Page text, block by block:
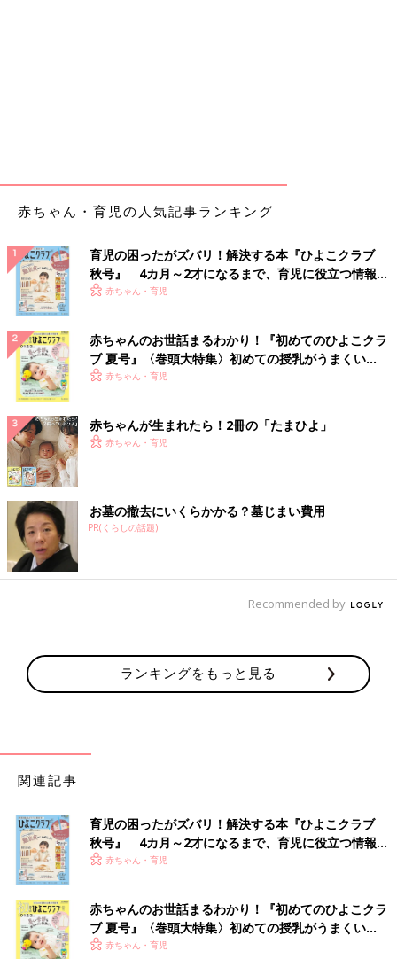
1位／オルゴール音
2位／反町隆史「POISON」
3位／胎内音
4位／クラシック音楽
5位／「ディズニー」の曲
6位／子守歌
7位／ホワイトノイズ
「グズグズ」「ギラギラ」対策に！
5歳の男の子＆9歳の女の子のママ。赤ちゃん時代は、やはり泣き
そんなエピソードを教えてもらいました！
【泣きやませエピソードをまんがで紹介】
赤ちゃん・育児の人気記事ランキング
育児の困ったがズバリ！解決する本『ひよこクラブ
秋号』 4カ月～2才になるまで、育児に役立つ情報が
いっぱい！
赤ちゃん・育児
赤ちゃんのお世話まるわかり！『初めてのひよこクラ
ブ 夏号』〈巻頭大特集〉初めての授乳がうまくい
く！ おっぱい・ミルクの基本と夏のトラブル 解決テ
赤ちゃん・育児
赤ちゃんが生まれたら！2冊の「たまひよ」
赤ちゃん・育児
お墓の撤去にいくらかかる？墓じまい費用
PR(くらしの話題)
Recommended by
ランキングをもっと見る
関連記事
育児の困ったがズバリ！解決する本『ひよこクラブ
秋号』 4カ月～2才になるまで、育児に役立つ情報が
いっぱい！
赤ちゃん・育児
赤ちゃんのお世話まるわかり！『初めてのひよこクラ
ブ 夏号』〈巻頭大特集〉初めての授乳がうまくい
く！ おっぱい・ミルクの基本と夏のトラブル 解決テ
赤ちゃん・育児